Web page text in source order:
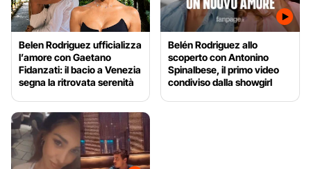
Belen Rodriguez ufficializza
l’amore con Gaetano
Fidanzati: il bacio a Venezia
segna la ritrovata serenità
Belén Rodriguez allo
scoperto con Antonino
Spinalbese, il primo video
condiviso dalla showgirl